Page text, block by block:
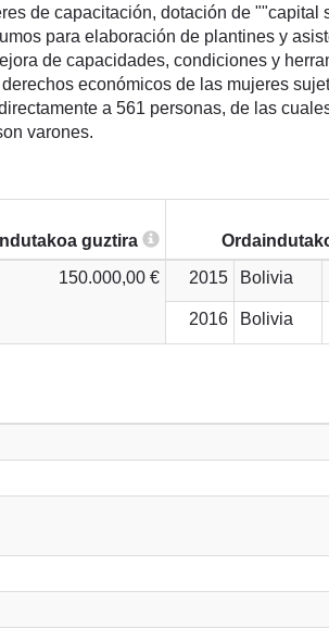
de capacitación, dotación de ""capital
para elaboración de plantines y
de capacidades, condiciones y
económicos de las mujeres
a 561 personas, de las
varones.
guztira
150.000,00 € 2015 Bolivia
2016 Bolivia